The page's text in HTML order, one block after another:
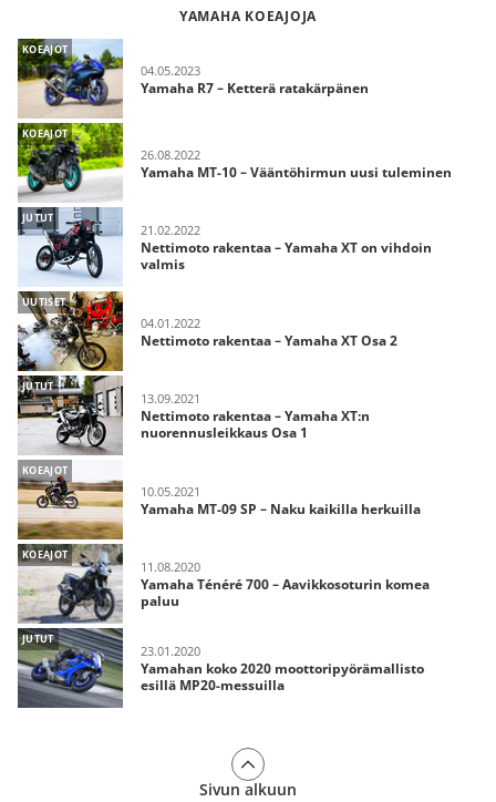
YAMAHA KOEAJOJA
KOEAJOT
04.05.2023
Yamaha R7 – Ketterä ratakärpänen
KOEAJOT
26.08.2022
Yamaha MT-10 – Vääntöhirmun uusi tuleminen
JUTUT
21.02.2022
Nettimoto rakentaa – Yamaha XT on vihdoin
valmis
UUTISET
04.01.2022
Nettimoto rakentaa – Yamaha XT Osa 2
JUTUT
13.09.2021
Nettimoto rakentaa – Yamaha XT:n
nuorennusleikkaus Osa 1
KOEAJOT
10.05.2021
Yamaha MT-09 SP – Naku kaikilla herkuilla
KOEAJOT
11.08.2020
Yamaha Ténéré 700 – Aavikkosoturin komea
paluu
JUTUT
23.01.2020
Yamahan koko 2020 moottoripyörämallisto
esillä MP20-messuilla
Sivun alkuun